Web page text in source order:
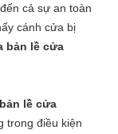
cả sự an toàn
cánh cửa bị
bản lề cửa
bản lề cửa
trong điều kiện